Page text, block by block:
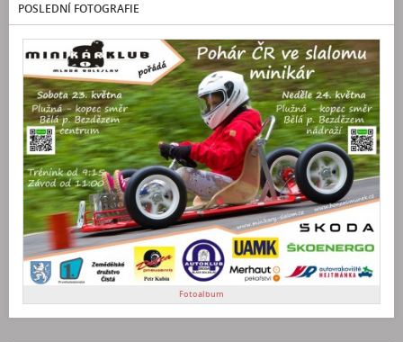
POSLEDNÍ FOTOGRAFIE
Fotoalbum